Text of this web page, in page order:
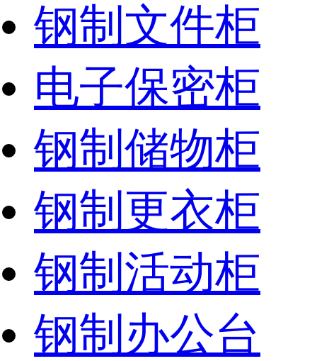
钢制文件柜
电子保密柜
钢制储物柜
钢制更衣柜
钢制活动柜
钢制办公台